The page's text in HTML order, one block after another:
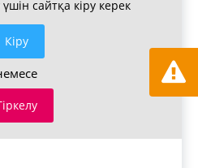
сайтқа кіру керек
Кiру